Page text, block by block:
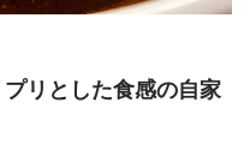
リとした食感の自家